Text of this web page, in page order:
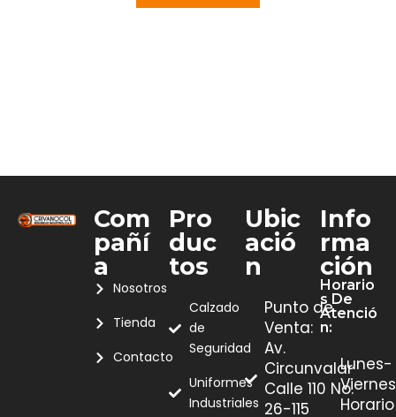
Com
Pañí
A
Nosotros
Tienda
Contacto
Pro
Duc
Tos
Calzado
de
Seguridad
Uniformes
Industriales
Ubic
Ació
N
Punto de
Venta:
Av.
Circunvalar
Calle 110 No.
26-115
Info
Rma
Ción
Horario
S De
Atenció
N:
Lunes-
Viernes
Horario